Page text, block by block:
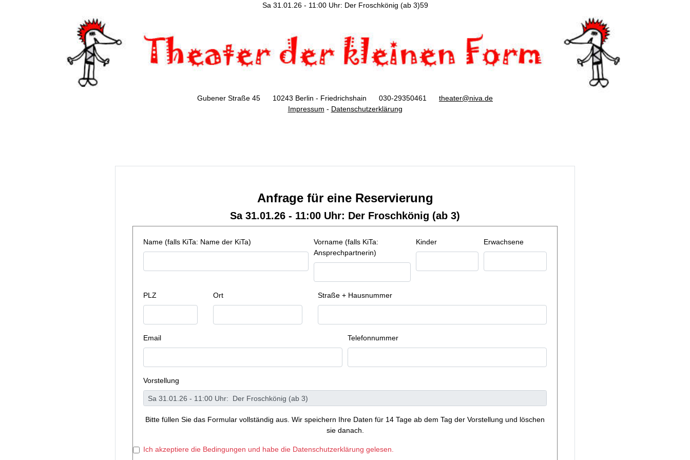
Sa 31.01.26 - 11:00 Uhr: Der Froschkönig (ab 3)59
Gubener Straße 45 10243 Berlin - Friedrichshain 030-29350461 theater@niva.de
Impressum - Datenschutzerklärung
Anfrage für eine Reservierung
Sa 31.01.26 - 11:00 Uhr: Der Froschkönig (ab 3)
Name (falls KiTa: Name der KiTa)
Vorname (falls KiTa:
Ansprechpartnerin)
Kinder Erwachsene
PLZ Ort Straße + Hausnummer
Email Telefonnummer
Vorstellung
Bitte füllen Sie das Formular vollständig aus. Wir speichern Ihre Daten für 14 Tage ab dem Tag der Vorstellung und löschen
sie danach.
Ich akzeptiere die Bedingungen und habe die Datenschutzerklärung gelesen.